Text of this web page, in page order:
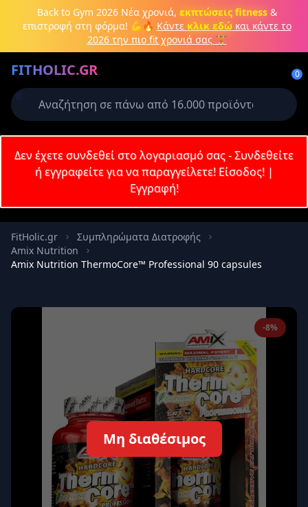
Μετάβαση στο κύριο περιεχόμενο
Back to Gym 2026Νέα χρονιά, εκπτώσεις fitness&
επιστροφή στη φόρμα! 💪🔥 Κάντε κλικ εδώκαι κάντε το
2026 την πιο fit χρονιά σας 🏋️
FITHOLIC.GR 0
Πρωτεΐνες Pre-Workout Aμινοξέα Καύση λίπους
Δεν έχετε συνδεθεί στο λογαριασμό σας - Συνδεθείτε
ή εγγραφείτε για να παραγγείλετε! Είσοδος!|
Εγγραφή!
FitHolic.gr
Συμπληρώματα Διατροφής
Amix Nutrition
Amix Nutrition ThermoCore™ Professional 90 capsules
-8%
Μη διαθέσιμος
Δημιουργήστε λογαριασμό ή
Απαιτείται για την ολοκλήρωση της
παραγγελίας σας
Σύνδεση Εγγραφή
Κωδικός
Σύνδεση
Δεν έχετε λογαριασμό; Εγγραφείτε εδώ
Επιστροφή Ασφαλής σύνδεση